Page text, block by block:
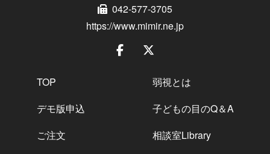
042-577-3705
https://www.mimir.ne.jp
TOP
デモ版申込
ご注文
弱視とは
子どもの目のQ＆A
相談室Library